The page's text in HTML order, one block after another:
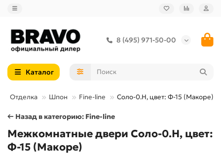
8 (495) 971-50-00
Каталог
Отделка Шпон Fine-line Соло-0.H, цвет: Ф-15 (Макоре)
← Назад в категорию: Fine-line
Межкомнатные двери Соло-0.H, цвет:
Ф-15 (Макоре)